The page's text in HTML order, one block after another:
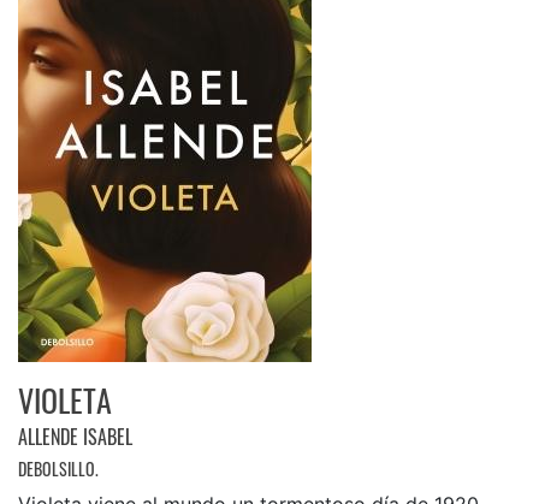
VIOLETA
ALLENDE ISABEL
DEBOLSILLO.